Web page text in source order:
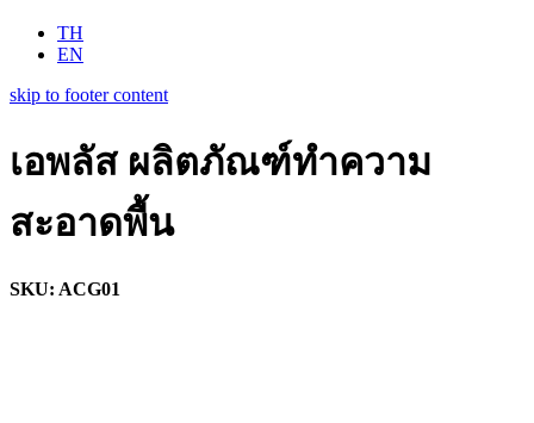
TH
EN
skip to footer content
เอพลัส ผลิตภัณฑ์ทำความ
สะอาดพื้น
SKU: ACG01